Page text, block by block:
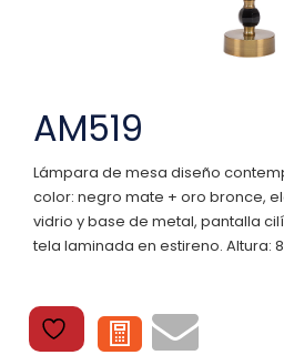
AM519
Lámpara de mesa diseño
color: negro mate + oro bronce,
vidrio y base de metal, pantalla
tela laminada en estireno. Altura: